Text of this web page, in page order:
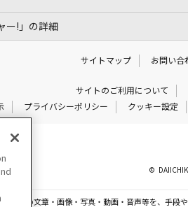
ー!」の詳細
サイトマップ お問い合
サイトのご利用について
プライバシーポリシー クッキー設定
©
る一切の文章・画像・写真・動画・音声等を、手段